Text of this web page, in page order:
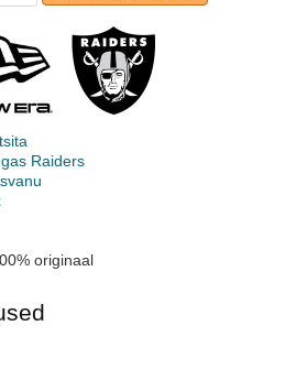
Raiders
originaal